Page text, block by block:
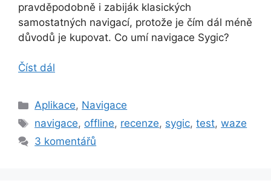
pravděpodobně i zabiják klasických
samostatných navigací, protože je čím dál méně
důvodů je kupovat. Co umí navigace Sygic?
Číst dál
Rubriky
Aplikace, Navigace
Štítky
navigace, offline, recenze, sygic,test,waze
3 komentářů